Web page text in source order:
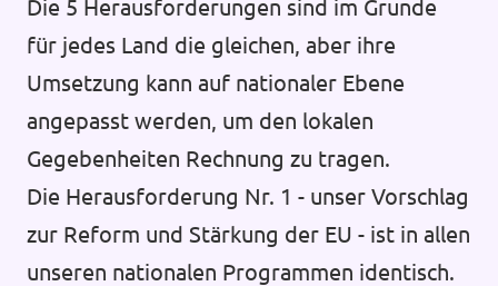
Die 5 Herausforderungen sind im Grunde
für jedes Land die gleichen, aber ihre
Umsetzung kann auf nationaler Ebene
angepasst werden, um den lokalen
Gegebenheiten Rechnung zu tragen.
Die Herausforderung Nr. 1 - unser Vorschlag
zur Reform und Stärkung der EU - ist in allen
unseren nationalen Programmen identisch.